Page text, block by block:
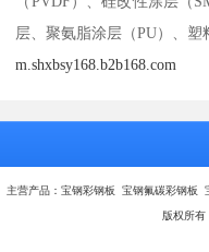
层、聚氨脂涂层（PU）、塑
m.shxbsy168.b2b168.com
主营产品：宝钢彩钢板 宝钢氟碳彩钢板
版权所有